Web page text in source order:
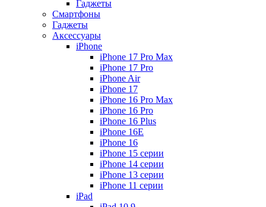
Гаджеты
Смартфоны
Гаджеты
Аксессуары
iPhone
iPhone 17 Pro Max
iPhone 17 Pro
iPhone Air
iPhone 17
iPhone 16 Pro Max
iPhone 16 Pro
iPhone 16 Plus
iPhone 16E
iPhone 16
iPhone 15 серии
iPhone 14 серии
iPhone 13 серии
iPhone 11 серии
iPad